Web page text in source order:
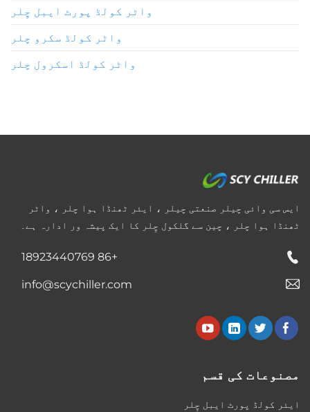
واٹر کولڈ پورٹ ایبل چِلر
واٹر کولڈ سکرو چلر
واٹر کولڈ اسکرول چلر
ایس سی وائی چیلر صنعتی چیلر ، ایئر ٹھنڈا ہوا چلر ، واٹر
ٹھنڈا ہوا چلر ، چین سے گلکول چِلر کا ایک پیشہ ور ادارہ ہے۔
+86 18923440769
info@scychiller.com
مصنوعات کی قسم
ایئر کولڈ پورٹ ایبل چِلر